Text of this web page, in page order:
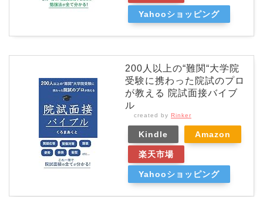
Yahooショッピング
200人以上の“難関“大学院
受験に携わった院試のプロ
が教える 院試面接バイブ
ル
created by Rinker
Kindle Amazon
楽天市場
Yahooショッピング